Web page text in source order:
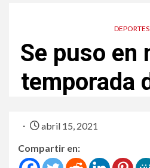
DEPORTES
Se puso en
temporada
abril 15, 2021
Compartir en: